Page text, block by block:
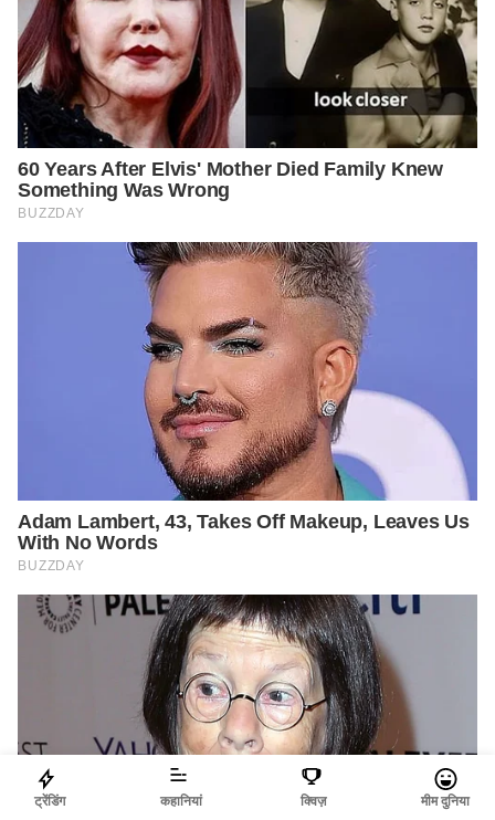
ट्रेंडिंग कहानियां क्विज़ मीम दुनिया